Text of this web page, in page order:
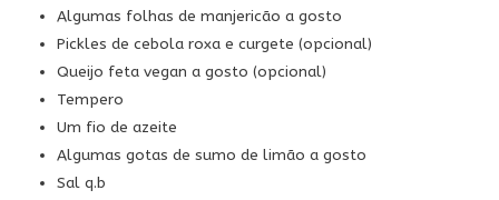
Algumas folhas de manjericão a gosto
Pickles de cebola roxa e curgete (opcional)
Queijo feta vegan a gosto (opcional)
Tempero
Um fio de azeite
Algumas gotas de sumo de limão a gosto
Sal q.b